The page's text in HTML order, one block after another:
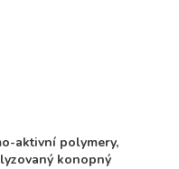
aktivní polymery,
konopný